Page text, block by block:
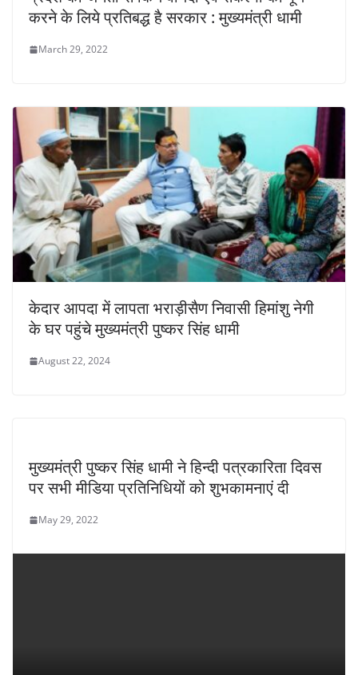
करने के लिये प्रतिबद्ध है सरकार : मुख्यमंत्री धामी
March 29, 2022
केदार आपदा में लापता भराड़ीसैण निवासी हिमांशु नेगी
के घर पहुंचे मुख्यमंत्री पुष्कर सिंह धामी
August 22, 2024
मुख्यमंत्री पुष्कर सिंह धामी ने हिन्दी पत्रकारिता दिवस
पर सभी मीडिया प्रतिनिधियों को शुभकामनाएं दी
May 29, 2022